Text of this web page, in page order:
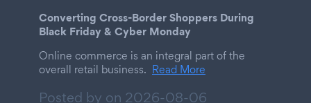
Converting Cross-Border Shoppers During
Black Friday & Cyber Monday
Online commerce is an integral part of the
overall retail business. Read More
Posted by on 2026-08-06